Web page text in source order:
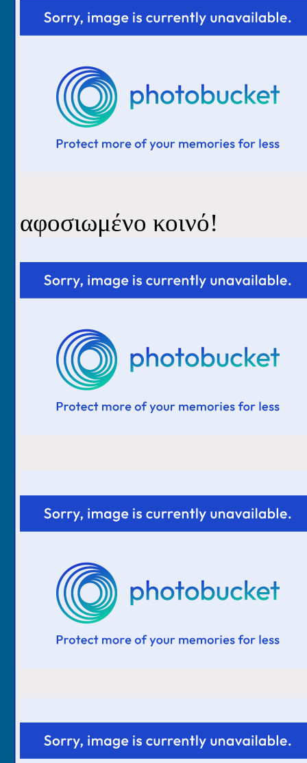
αφοσιωμένο κοινό!